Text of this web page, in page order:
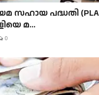
സഹായ പദ്ധതി
മ...
0